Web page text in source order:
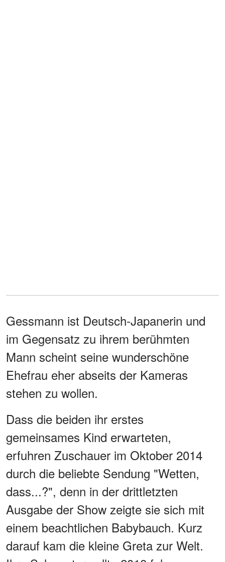
Gessmann ist Deutsch-Japanerin und
im Gegensatz zu ihrem berühmten
Mann scheint seine wunderschöne
Ehefrau eher abseits der Kameras
stehen zu wollen.
Dass die beiden ihr erstes
gemeinsames Kind erwarteten,
erfuhren Zuschauer im Oktober 2014
durch die beliebte Sendung "Wetten,
dass...?", denn in der drittletzten
Ausgabe der Show zeigte sie sich mit
einem beachtlichen Babybauch. Kurz
darauf kam die kleine Greta zur Welt.